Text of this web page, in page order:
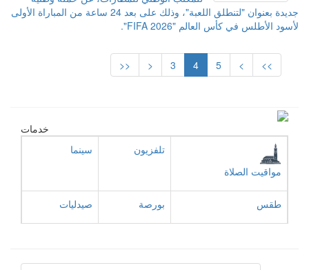
جديدة بعنوان "لتنطلق اللعبة"، وذلك على بعد 24 ساعة من المباراة الأولى
لأسود الأطلس في كأس العالم "FIFA 2026".
<< < 3 4 5 > >>
خدمات
مواقيت الصلاة
تلفزيون سينما
طقس بورصة صيدليات